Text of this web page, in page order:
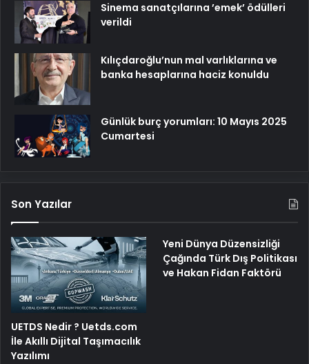
Sinema sanatçılarına ’emek’ ödülleri
verildi
Kılıçdaroğlu’nun mal varlıklarına ve
banka hesaplarına haciz konuldu
Günlük burç yorumları: 10 Mayıs 2025
Cumartesi
Son Yazılar
UETDS Nedir ? Uetds.com
İle Akıllı Dijital Taşımacılık
Yazılımı
Yeni Dünya Düzensizliği
Çağında Türk Dış Politikası
ve Hakan Fidan Faktörü